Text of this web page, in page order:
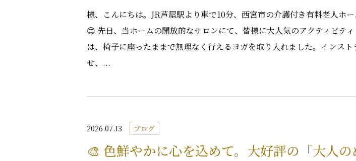
様、こんにちは。JR芦屋駅より車で10分、西宮市の介護付き有料老人ホ
😊 先日、当ホームの開放的なサロンにて、皆様に大人気のアクティビテ
は、椅子に座ったままで無理なく行えるヨガを取り入れました。インス
せ、...
2026.07.13 ブログ
🎨 色鮮やかに心を込めて。大好評の「大人